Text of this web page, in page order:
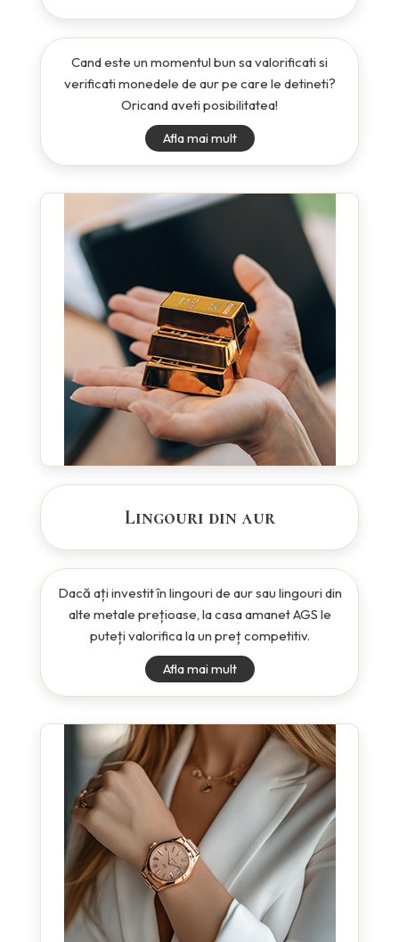
Cand este un momentul bun sa valorificati si
verificati monedele de aur pe care le detineti?
Oricand aveti posibilitatea!
Afla mai mult
Lingouri din aur
Dacă ați investit în lingouri de aur sau lingouri din
alte metale prețioase, la casa amanet AGS le
puteți valorifica la un preț competitiv.
Afla mai mult